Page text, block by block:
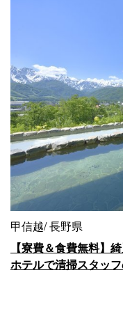
甲信越 長野県
【寮費＆食費無料】
ホテルで清掃スタッフ